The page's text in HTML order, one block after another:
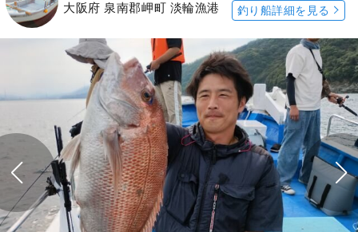
大阪府 泉南郡岬町 淡輪漁港 釣り船詳細を見る